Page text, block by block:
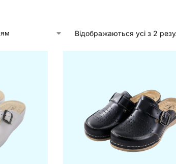
Відображаються усі з 2